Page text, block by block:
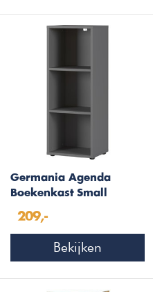
Germania Agenda
Boekenkast Small
209,-
Bekijken